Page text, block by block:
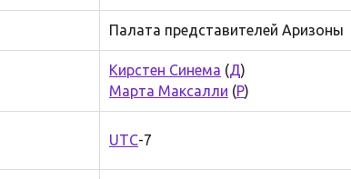
Палата представителей Аризоны
Кирстен Синема (Д)
Марта Максалли (Р)
UTC-7